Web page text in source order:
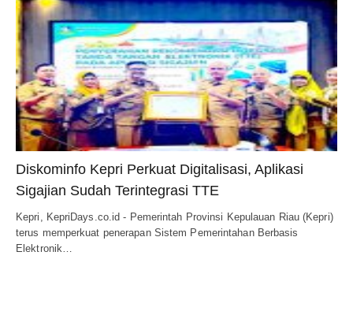
Diskominfo Kepri Perkuat Digitalisasi, Aplikasi
Sigajian Sudah Terintegrasi TTE
Kepri, KepriDays.co.id - Pemerintah Provinsi Kepulauan Riau (Kepri)
terus memperkuat penerapan Sistem Pemerintahan Berbasis
Elektronik…